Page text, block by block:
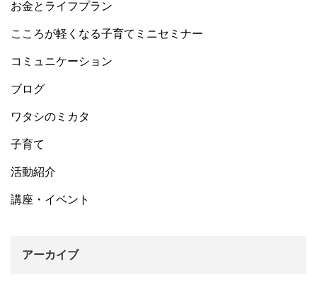
お金とライフプラン
こころが軽くなる子育てミニセミナー
コミュニケーション
ブログ
ワタシのミカタ
子育て
活動紹介
講座・イベント
アーカイブ